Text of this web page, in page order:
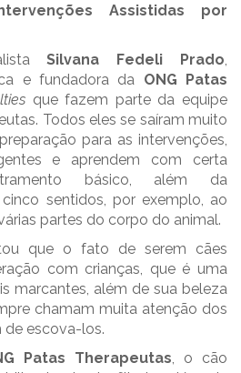
Assistidas por
Silvana Fedeli Prado
e fundadora da ONG Patas
que fazem parte da equipe
Todos eles se saíram muito
para as intervenções,
e aprendem com certa
básico, além da
sentidos, por exemplo, ao
partes do corpo do animal.
que o fato de serem cães
com crianças, que é uma
marcantes, além de sua beleza
chamam muita atenção dos
de escova-los.
Patas Therapeutas , o cão